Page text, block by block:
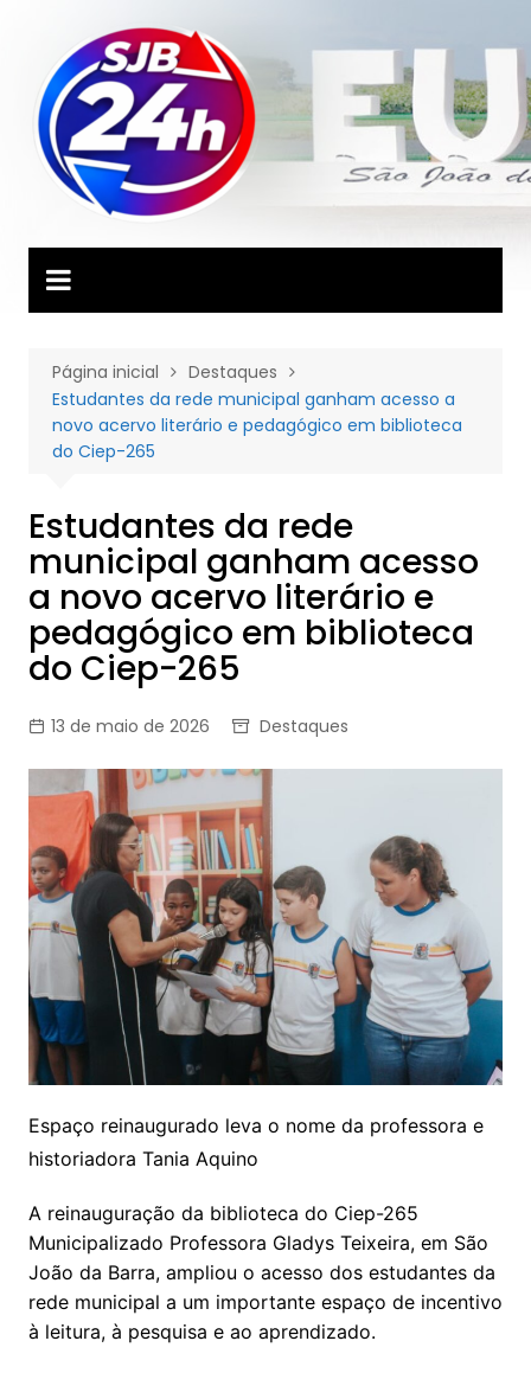
conteúdo
Página inicial
Destaques
Estudantes da rede municipal ganham acesso a
novo acervo literário e pedagógico em biblioteca
do Ciep-265
Estudantes da rede
municipal ganham acesso
a novo acervo literário e
pedagógico em biblioteca
do Ciep-265
13 de maio de 2026 Destaques
Espaço reinaugurado leva o nome da professora e
historiadora Tania Aquino
A reinauguração da biblioteca do Ciep-265
Municipalizado Professora Gladys Teixeira, em São
João da Barra, ampliou o acesso dos estudantes da
rede municipal a um importante espaço de incentivo
à leitura, à pesquisa e ao aprendizado.